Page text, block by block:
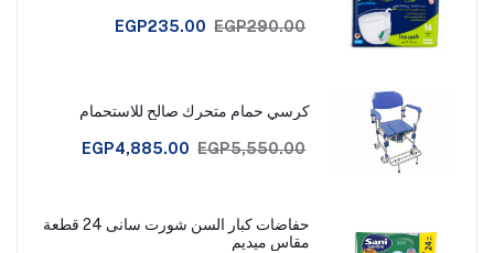
EGP235.00 EGP290.00
كرسي حمام متحرك صالح للاستحمام
EGP4,885.00 EGP5,550.00
حفاضات كبار السن شورت سانى 24 قطعة
مقاس ميديم